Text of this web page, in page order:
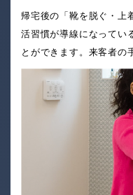
帰宅後の「靴を脱ぐ・上
活習慣が導線になってい
とができます。来客者の